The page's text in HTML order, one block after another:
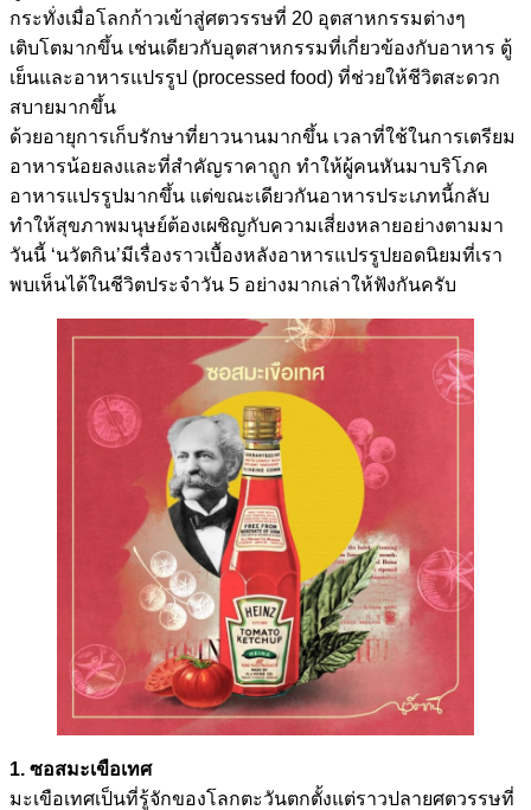
กระทั่งเมื่อโลกก้าวเข้าสู่ศตวรรษที่ 20 อุตสาหกรรมต่างๆ
เติบโตมากขึ้น เช่นเดียวกับอุตสาหกรรมที่เกี่ยวข้องกับอาหาร ตู้
เย็นและอาหารแปรรูป (processed food) ที่ช่วยให้ชีวิตสะดวก
สบายมากขึ้น
ด้วยอายุการเก็บรักษาที่ยาวนานมากขึ้น เวลาที่ใช้ในการเตรียม
อาหารน้อยลงและที่สำคัญราคาถูก ทำให้ผู้คนหันมาบริโภค
อาหารแปรรูปมากขึ้น แต่ขณะเดียวกันอาหารประเภทนี้กลับ
ทำให้สุขภาพมนุษย์ต้องเผชิญกับความเสี่ยงหลายอย่างตามมา
วันนี้ ‘นวัตกิน’มีเรื่องราวเบื้องหลังอาหารแปรรูปยอดนิยมที่เรา
พบเห็นได้ในชีวิตประจำวัน 5 อย่างมากเล่าให้ฟังกันครับ
1. ซอสมะเขือเทศ
มะเขือเทศเป็นที่รู้จักของโลกตะวันตกตั้งแต่ราวปลายศตวรรษที่